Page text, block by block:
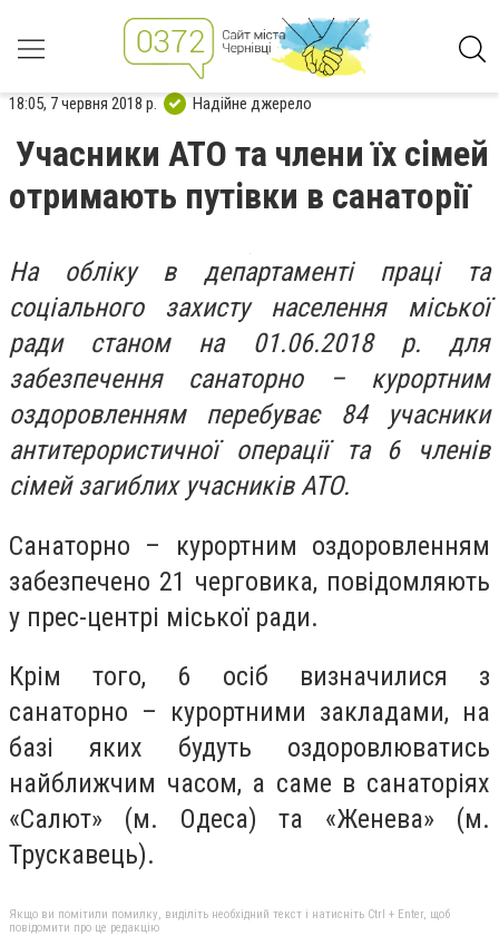
18:05, 7 червня 2018 р. Надійне джерело
Учасники АТО та члени їх сімей
отримають путівки в санаторії
На обліку в департаменті праці та
соціального захисту населення міської
ради станом на 01.06.2018 р. для
забезпечення санаторно – курортним
оздоровленням перебуває 84 учасники
антитерористичної операції та 6 членів
сімей загиблих учасників АТО.
Санаторно – курортним оздоровленням
забезпечено 21 черговика, повідомляють
у прес-центрі міської ради.
Крім того, 6 осіб визначилися з
санаторно – курортними закладами, на
базі яких будуть оздоровлюватись
найближчим часом, а саме в санаторіях
«Салют» (м. Одеса) та «Женева» (м.
Трускавець).
Якщо ви помітили помилку, виділіть необхідний текст і натисніть Ctrl + Enter, щоб
повідомити про це редакцію